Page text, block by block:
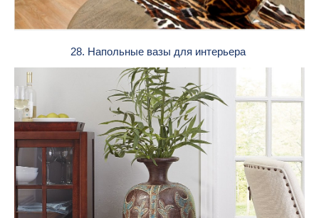
28. Напольные вазы для интерьера